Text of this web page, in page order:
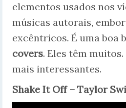
elementos usados nos
músicas autorais,
excêntricos. É uma boa
covers. Eles têm
mais interessantes.
Shake It Off – Taylor